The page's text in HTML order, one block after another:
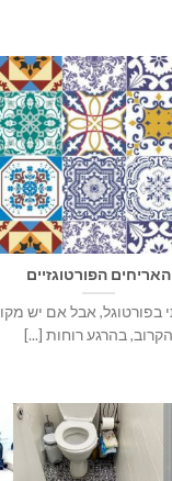
האריחים הפורטוגזיים
בפורטוגל, אבל אם יש
הקרוב, בהרגע רוחות [...]